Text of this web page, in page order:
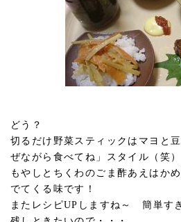
どう？
切るだけ野菜スティックはマヨと
ぜながら食べてね」スタイル（笑）
もやしとちくわのごま酢あえはか
でてくる味です！
またレシピUPしますね～ 簡単す